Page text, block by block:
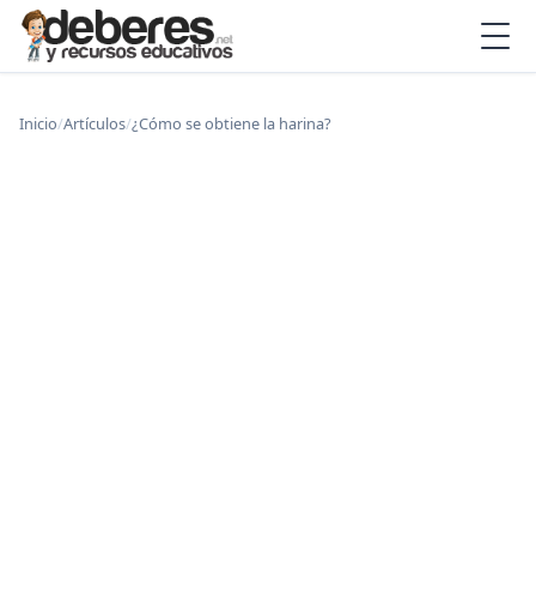
Inicio/Artículos/¿Cómo se obtiene la harina?